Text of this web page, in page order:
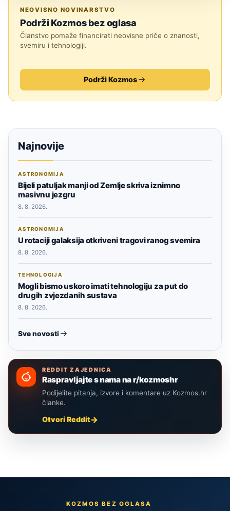
NEOVISNO NOVINARSTVO
Podrži Kozmos bez oglasa
Članstvo pomaže financirati neovisne priče o znanosti,
svemiru i tehnologiji.
Podrži Kozmos
Najnovije
ASTRONOMIJA
Bijeli patuljak manji od Zemlje skriva iznimno
masivnu jezgru
8. 8. 2026.
ASTRONOMIJA
U rotaciji galaksija otkriveni tragovi ranog svemira
8. 8. 2026.
TEHNOLOGIJA
Mogli bismo uskoro imati tehnologiju za put do
drugih zvjezdanih sustava
8. 8. 2026.
Sve novosti
REDDIT ZAJEDNICA
Raspravljajte s nama na r/kozmoshr
Podijelite pitanja, izvore i komentare uz Kozmos.hr
članke.
Otvori Reddit
KOZMOS BEZ OGLASA